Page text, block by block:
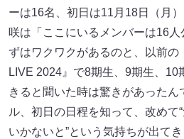
ーは16名、初日は11月18日（月
咲は「ここにいるメンバーは16人
ずはワクワクがあるのと、以前の
LIVE 2024』で8期生、9期生、10
きると聞いた時は驚きがあったん
ル、初日の日程を知って、改めて
いかないと”という気持ちが出て